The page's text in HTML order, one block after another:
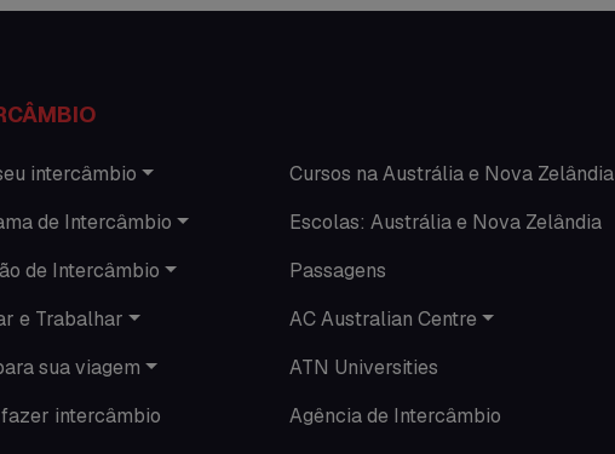
intercâmbio
de Intercâmbio
de Intercâmbio
e Trabalhar
sua viagem
intercâmbio
Cursos na Austrália e Nova Zelândia
Escolas: Austrália e Nova Zelândia
Passagens
AC Australian Centre
ATN Universities
Agência de Intercâmbio